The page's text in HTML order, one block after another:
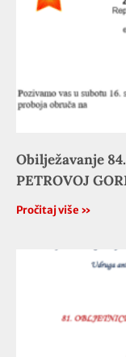
Obilježavanje
PETROVOJ
Pročitaj više »